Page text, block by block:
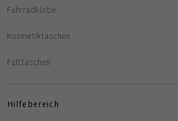
Fahrradkörbe
Kosmetiktaschen
Falttaschen
Hilfebereich